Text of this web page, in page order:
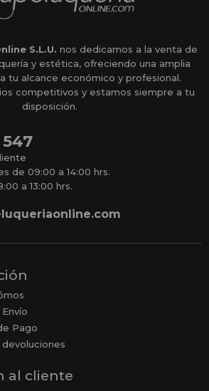
S.L.U. nos dedicamos a la venta de
y estética, ofreciendo una amplia
tu alcance económico y profesional.
competitivos y estamos siempre a tu
disposición.
547
de 09:00 a 14:00 hrs.
a 13:00 hrs.
Pago
devoluciones
al cliente